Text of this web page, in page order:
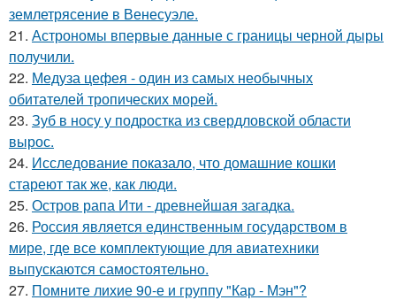
землетрясение в Венесуэле.
21. Астрономы впервые данные с границы черной дыры
получили.
22. Медуза цефея - один из самых необычных
обитателей тропических морей.
23. Зуб в носу у подростка из свердловской области
вырос.
24. Исследование показало, что домашние кошки
стареют так же, как люди.
25. Остров рапа Ити - древнейшая загадка.
26. Россия является единственным государством в
мире, где все комплектующие для авиатехники
выпускаются самостоятельно.
27. Помните лихие 90-е и группу "Кар - Мэн"?